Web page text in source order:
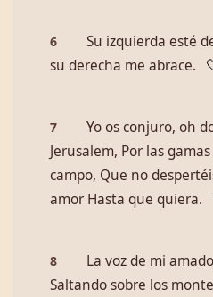
6
Su izquierda esté
su derecha me abrace.
7
Yo os conjuro, oh
Jerusalem, Por las
campo, Que no
amor Hasta que quiera.
8
La voz de mi
Saltando sobre los